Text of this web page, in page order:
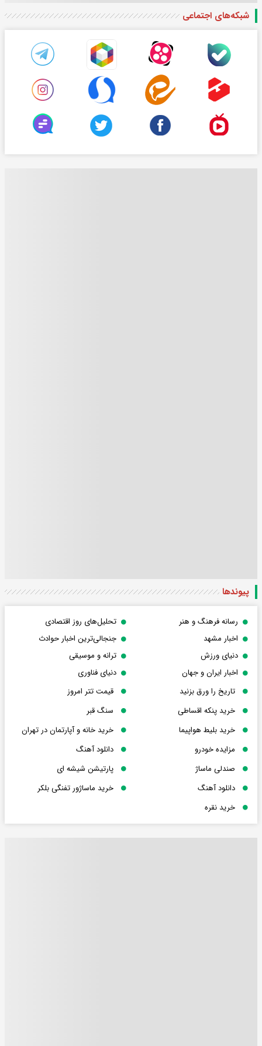
شبکه‌های اجتماعی
پیوندها
رسانه فرهنگ و هنر
تحلیل‌های روز اقتصادی
اخبار مشهد
جنجالی‌ترین اخبار حوادث
دنیای ورزش
ترانه و موسیقی
اخبار ایران و جهان
دنیای فناوری
تاریخ را ورق بزنید
قیمت تتر امروز
خرید پنکه اقساطی
سنگ قبر
خرید بلیط هواپیما
خرید خانه و آپارتمان در تهران
مزایده خودرو
دانلود آهنگ
صندلی ماساژ
پارتیشن شیشه ای
دانلود آهنگ
خرید ماساژور تفنگی بلکر
خرید نقره